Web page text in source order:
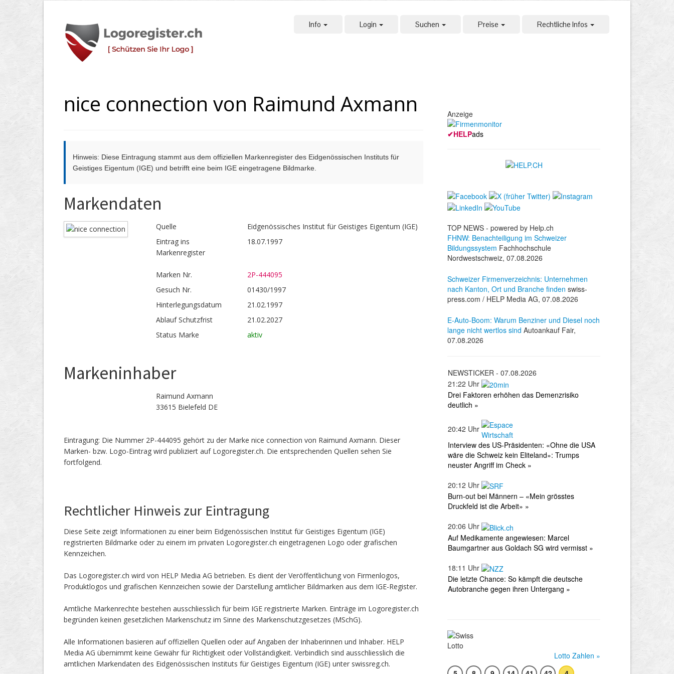
Info Login Suchen Preise Rechtliche Infos
nice connection von Raimund Axmann
Hinweis: Diese Eintragung stammt aus dem offiziellen Markenregister des Eidgenössischen Instituts für
Geistiges Eigentum (IGE) und betrifft eine beim IGE eingetragene Bildmarke.
Markendaten
Quelle
Eidgenössisches Institut für Geistiges Eigentum (IGE)
Eintrag ins
Markenregister
18.07.1997
Marken Nr.
2P-444095
Gesuch Nr.
01430/1997
Hinterlegungs­datum
21.02.1997
Ablauf Schutzfrist
21.02.2027
Status Marke
aktiv
Markeninhaber
Raimund Axmann
33615 Bielefeld DE
Eintragung: Die Nummer 2P-444095 gehört zu der Marke nice connection von Raimund Axmann. Dieser
Marken- bzw. Logo-Eintrag wird publiziert auf Logoregister.ch. Die entsprechenden Quellen sehen Sie
fortfolgend.
Rechtlicher Hinweis zur Eintragung
Diese Seite zeigt Informationen zu einer beim Eidgenössischen Institut für Geistiges Eigentum (IGE)
registrierten Bildmarke oder zu einem im privaten Logoregister.ch eingetragenen Logo oder grafischen
Kennzeichen.
Das Logoregister.ch wird von HELP Media AG betrieben. Es dient der Veröffentlichung von Firmenlogos,
Produktlogos und grafischen Kennzeichen sowie der Darstellung amtlicher Bildmarken aus dem IGE-Register.
Amtliche Markenrechte bestehen ausschliesslich für beim IGE registrierte Marken. Einträge im Logoregister.ch
begründen keinen gesetzlichen Markenschutz im Sinne des Markenschutzgesetzes (MSchG).
Alle Informationen basieren auf offiziellen Quellen oder auf Angaben der Inhaberinnen und Inhaber. HELP
Media AG übernimmt keine Gewähr für Richtigkeit oder Vollständigkeit. Verbindlich sind ausschliesslich die
amtlichen Markendaten des Eidgenössischen Instituts für Geistiges Eigentum (IGE) unter swissreg.ch.